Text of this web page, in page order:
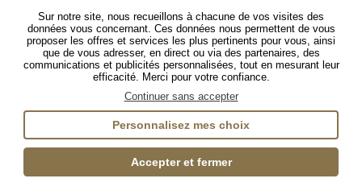
Satisfaction Clients
SUIVEZ-NOUS
InstagramTikTokFacebookYouTubeLinkedIn
Sur notre site, nous recueillons à chacune de vos visites des
données vous concernant. Ces données nous permettent de vous
proposer les offres et services les plus pertinents pour vous, ainsi
que de vous adresser, en direct ou via des partenaires, des
communications et publicités personnalisées, tout en mesurant leur
efficacité. Merci pour votre confiance.
Continuer sans accepter
Personnalisez mes choix
Accepter et fermer